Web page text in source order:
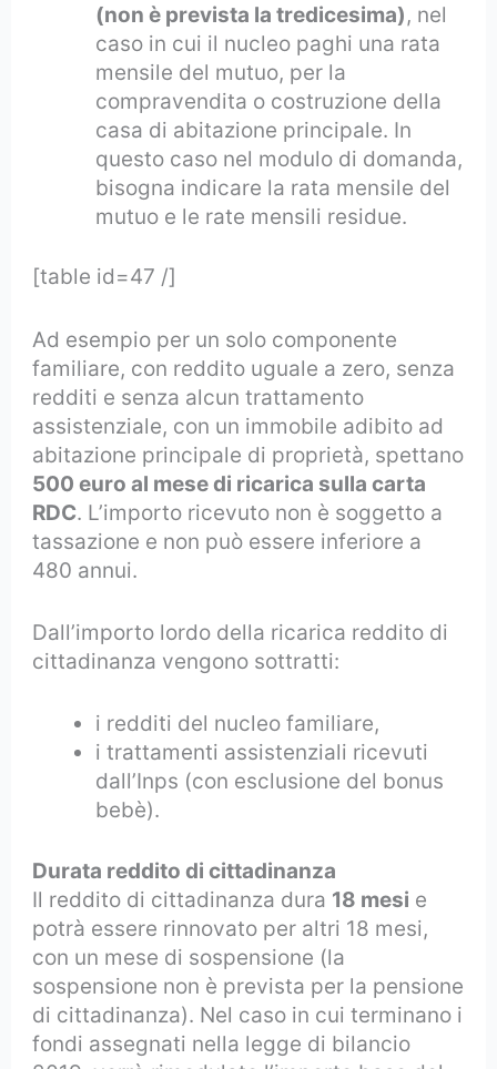
(non è prevista la tredicesima), nel
caso in cui il nucleo paghi una rata
mensile del mutuo, per la
compravendita o costruzione della
casa di abitazione principale. In
questo caso nel modulo di domanda,
bisogna indicare la rata mensile del
mutuo e le rate mensili residue.
[table id=47 /]
Ad esempio per un solo componente
familiare, con reddito uguale a zero, senza
redditi e senza alcun trattamento
assistenziale, con un immobile adibito ad
abitazione principale di proprietà, spettano
500 euro al mese di ricarica sulla carta
RDC. L’importo ricevuto non è soggetto a
tassazione e non può essere inferiore a
480 annui.
Dall’importo lordo della ricarica reddito di
cittadinanza vengono sottratti:
i redditi del nucleo familiare,
i trattamenti assistenziali ricevuti
dall’Inps (con esclusione del bonus
bebè).
Durata reddito di cittadinanza
Il reddito di cittadinanza dura 18 mesi e
potrà essere rinnovato per altri 18 mesi,
con un mese di sospensione (la
sospensione non è prevista per la pensione
di cittadinanza). Nel caso in cui terminano i
fondi assegnati nella legge di bilancio